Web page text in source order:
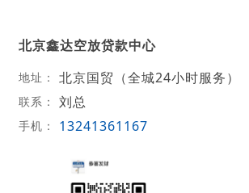
北京鑫达空放贷款中心
地址： 北京国贸（全城24小时服务）
联系： 刘总
手机： 13241361167